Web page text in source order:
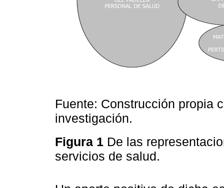
Fuente: Construcción propia
investigación.
Figura 1 De las
servicios de salud.